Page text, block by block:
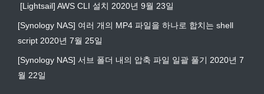
[Lightsail] AWS CLI 설치 2020년 9월 23일
[Synology NAS] 여러 개의 MP4 파일을 하나로 합치는 shell
script 2020년 7월 25일
[Synology NAS] 서브 폴더 내의 압축 파일 일괄 풀기 2020년 7
월 22일